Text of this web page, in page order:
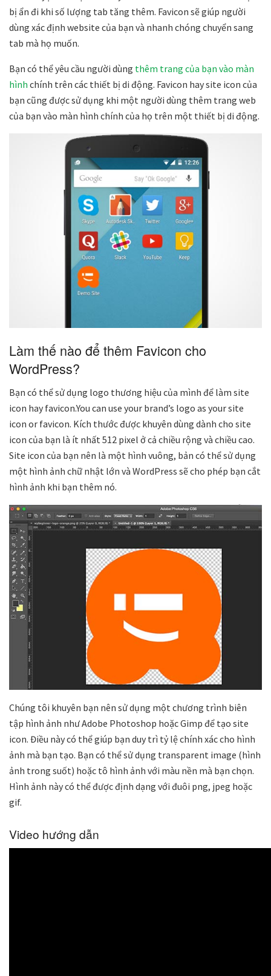
bị ẩn đi khi số lượng tab tăng thêm. Favicon sẽ giúp người
dùng xác định website của bạn và nhanh chóng chuyển sang
tab mà họ muốn.
Bạn có thể yêu cầu người dùng thêm trang của bạn vào màn
hình chính trên các thiết bị di động. Favicon hay site icon của
bạn cũng được sử dụng khi một người dùng thêm trang web
của bạn vào màn hình chính của họ trên một thiết bị di động.
Làm thế nào để thêm Favicon cho
WordPress?
Bạn có thể sử dụng logo thương hiệu của mình để làm site
icon hay favicon.You can use your brand’s logo as your site
icon or favicon. Kích thước được khuyên dùng dành cho site
icon của bạn là ít nhất 512 pixel ở cả chiều rộng và chiều cao.
Site icon của bạn nên là một hình vuông, bản có thể sử dụng
một hình ảnh chữ nhật lớn và WordPress sẽ cho phép bạn cắt
hình ảnh khi bạn thêm nó.
Chúng tôi khuyên bạn nên sử dụng một chương trình biên
tập hình ảnh như Adobe Photoshop hoặc Gimp để tạo site
icon. Điều này có thể giúp bạn duy trì tỷ lệ chính xác cho hình
ảnh mà bạn tạo. Bạn có thể sử dụng transparent image (hình
ảnh trong suốt) hoặc tô hình ảnh với màu nền mà bạn chọn.
Hình ảnh này có thể được định dạng với đuôi png, jpeg hoặc
gif.
Video hướng dẫn